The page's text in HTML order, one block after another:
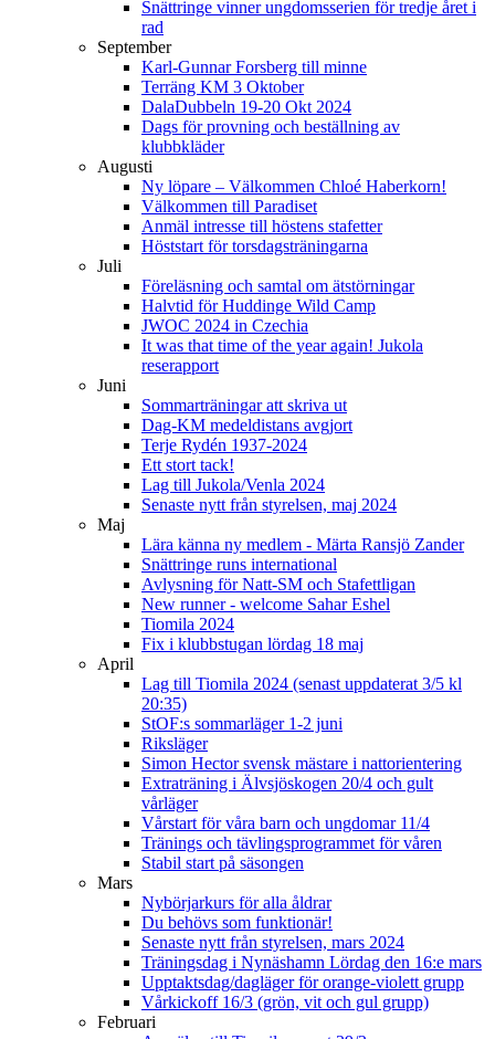
Snättringe vinner ungdomsserien för tredje året i
rad
September
Karl-Gunnar Forsberg till minne
Terräng KM 3 Oktober
DalaDubbeln 19-20 Okt 2024
Dags för provning och beställning av
klubbkläder
Augusti
Ny löpare – Välkommen Chloé Haberkorn!
Välkommen till Paradiset
Anmäl intresse till höstens stafetter
Höststart för torsdagsträningarna
Juli
Föreläsning och samtal om ätstörningar
Halvtid för Huddinge Wild Camp
JWOC 2024 in Czechia
It was that time of the year again! Jukola
reserapport
Juni
Sommarträningar att skriva ut
Dag-KM medeldistans avgjort
Terje Rydén 1937-2024
Ett stort tack!
Lag till Jukola/Venla 2024
Senaste nytt från styrelsen, maj 2024
Maj
Lära känna ny medlem - Märta Ransjö Zander
Snättringe runs international
Avlysning för Natt-SM och Stafettligan
New runner - welcome Sahar Eshel
Tiomila 2024
Fix i klubbstugan lördag 18 maj
April
Lag till Tiomila 2024 (senast uppdaterat 3/5 kl
20:35)
StOF:s sommarläger 1-2 juni
Riksläger
Simon Hector svensk mästare i nattorientering
Extraträning i Älvsjöskogen 20/4 och gult
vårläger
Vårstart för våra barn och ungdomar 11/4
Tränings och tävlingsprogrammet för våren
Stabil start på säsongen
Mars
Nybörjarkurs för alla åldrar
Du behövs som funktionär!
Senaste nytt från styrelsen, mars 2024
Träningsdag i Nynäshamn Lördag den 16:e mars
Upptaktsdag/dagläger för orange-violett grupp
Vårkickoff 16/3 (grön, vit och gul grupp)
Februari